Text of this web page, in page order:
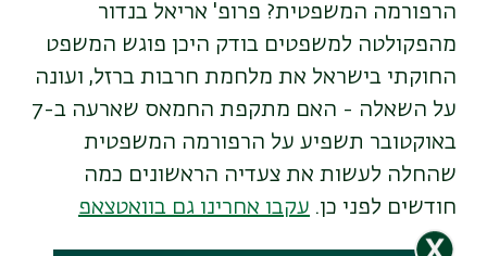
הרפורמה המשפטית? פרופ' אריאל בנדור
מהפקולטה למשפטים בודק היכן פוגש המשפט
החוקתי בישראל את מלחמת חרבות ברזל, ועונה
על השאלה - האם מתקפת החמאס שארעה ב-7
באוקטובר תשפיע על הרפורמה המשפטית
שהחלה לעשות את צעדיה הראשונים כמה
חודשים לפני כן. עקבו אחרינו גם בוואטצאפ